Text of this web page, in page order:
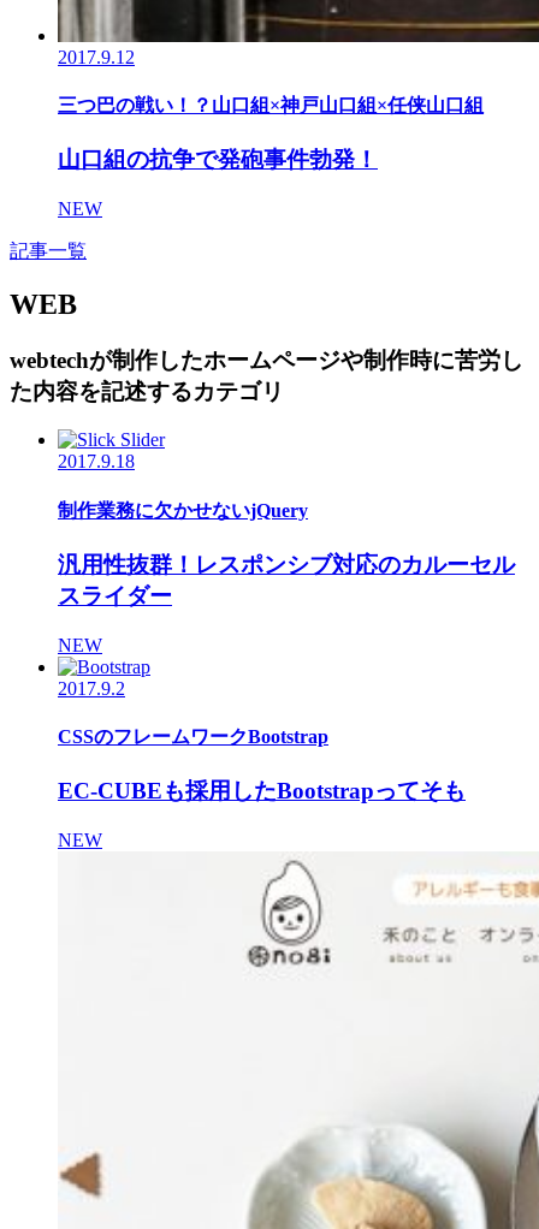
2017.9.12
三つ巴の戦い！？山口組×神戸山口組×任侠山口組
山口組の抗争で発砲事件勃発！
NEW
記事一覧
WEB
webtechが制作したホームページや制作時に苦労し
た内容を記述するカテゴリ
2017.9.18
制作業務に欠かせないjQuery
汎用性抜群！レスポンシブ対応のカルーセル
スライダー
NEW
2017.9.2
CSSのフレームワークBootstrap
EC-CUBEも採用したBootstrapってそも
NEW